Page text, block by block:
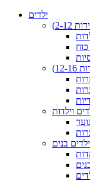
ילדים
12)
16)
וילדות
בנים